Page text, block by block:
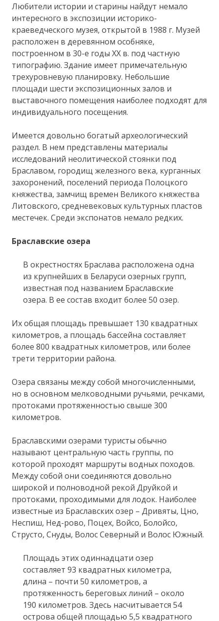
Любители истории и старины найдут немало
интересного в экспозиции историко-
краеведческого музея, открытой в 1988 г. Музей
расположен в деревянном особняке,
построенном в 30-е годы XX в. под частную
типографию. Здание имеет примечательную
трехуровневую планировку. Небольшие
площади шести экспозиционных залов и
выставочного помещения наиболее подходят для
индивидуального посещения.
Имеется довольно богатый археологический
раздел. В нем представлены материалы
исследований неолитической стоянки под
Браславом, городищ железного века, курганных
захоронений, поселений периода Полоцкого
княжества, замчищ времен Великого княжества
Литовского, средневековых культурных пластов
местечек. Среди экспонатов немало редких.
Браславские озера
В окрестностях Браслава расположена одна
из крупнейших в Беларуси озерных групп,
известная под названием Браславские
озера. В ее состав входит более 50 озер.
Их общая площадь превышает 130 квадратных
километров, а площадь бассейна составляет
более 800 квадратных километров, или более
трети территории района.
Озера связаны между собой многочисленными,
но в основном мелководными ручьями, речками,
протоками протяженностью свыше 300
километров.
Браславскими озерами туристы обычно
называют центральную часть группы, по
которой проходят маршруты водных походов.
Между собой они соединяются довольно
широкой и полноводной рекой Друйкой и
протоками, проходимыми для лодок. Наиболее
известные из Браславских озер – Дривяты, Цно,
Неспиш, Нед-рово, Поцех, Войсо, Болойсо,
Струсто, Снуды, Волос Северный и Волос Южный.
Площадь этих одиннадцати озер
составляет 93 квадратных километра,
длина – почти 50 километров, а
протяженность береговых линий – около
190 километров. Здесь насчитывается 54
острова общей площадью 5,5 квадратного